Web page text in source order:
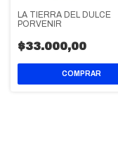
LA TIERRA DEL DULCE
PORVENIR
$33.000,00